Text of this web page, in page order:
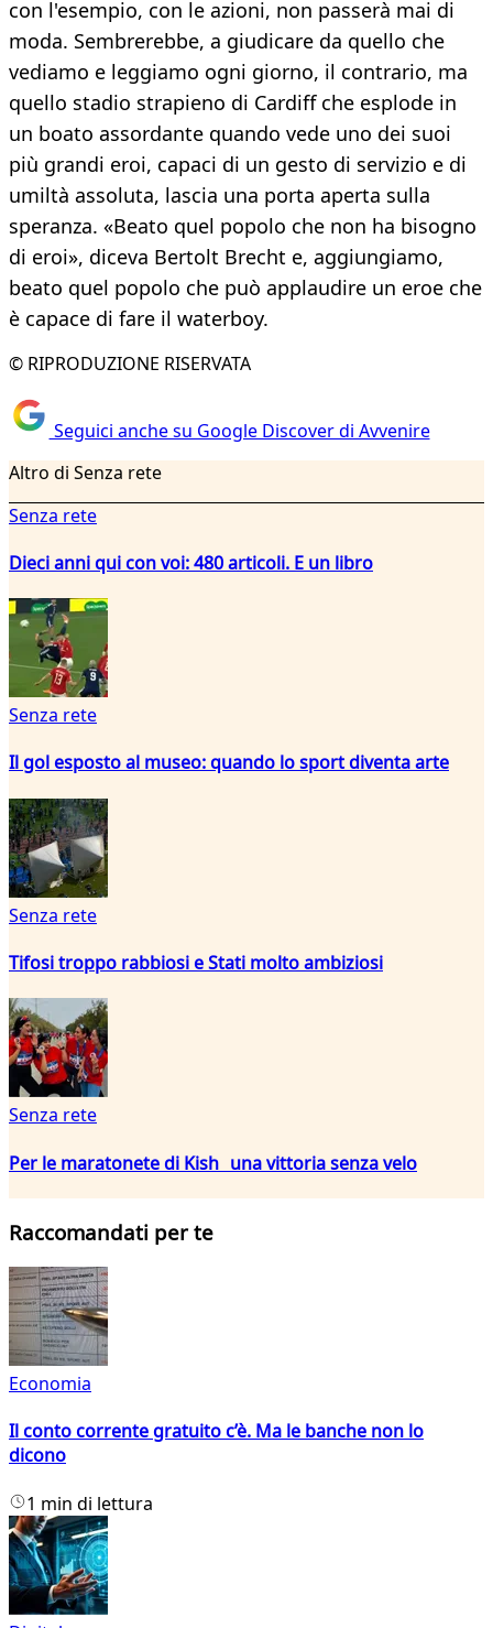
con l'esempio, con le azioni, non passerà mai di
moda. Sembrerebbe, a giudicare da quello che
vediamo e leggiamo ogni giorno, il contrario, ma
quello stadio strapieno di Cardiff che esplode in
un boato assordante quando vede uno dei suoi
più grandi eroi, capaci di un gesto di servizio e di
umiltà assoluta, lascia una porta aperta sulla
speranza. «Beato quel popolo che non ha bisogno
di eroi», diceva Bertolt Brecht e, aggiungiamo,
beato quel popolo che può applaudire un eroe che
è capace di fare il waterboy.
© RIPRODUZIONE RISERVATA
Seguici anche su Google Discover di Avvenire
Altro di Senza rete
Senza rete
Dieci anni qui con voi: 480 articoli. E un libro
Senza rete
Il gol esposto al museo: quando lo sport diventa arte
Senza rete
Tifosi troppo rabbiosi e Stati molto ambiziosi
Senza rete
Per le maratonete di Kish una vittoria senza velo
Raccomandati per te
Economia
Il conto corrente gratuito c’è. Ma le banche non lo
dicono
1 min di lettura